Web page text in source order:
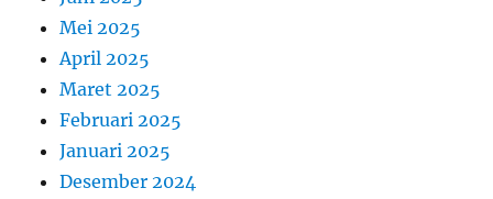
Mei 2025
April 2025
Maret 2025
Februari 2025
Januari 2025
Desember 2024